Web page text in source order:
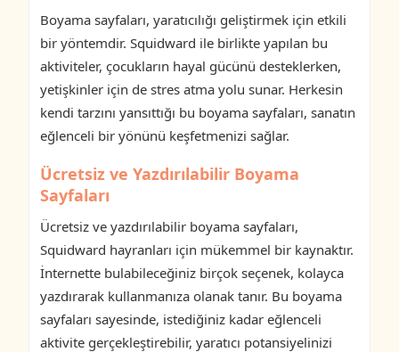
Boyama sayfaları, yaratıcılığı geliştirmek için etkili
bir yöntemdir. Squidward ile birlikte yapılan bu
aktiviteler, çocukların hayal gücünü desteklerken,
yetişkinler için de stres atma yolu sunar. Herkesin
kendi tarzını yansıttığı bu boyama sayfaları, sanatın
eğlenceli bir yönünü keşfetmenizi sağlar.
Ücretsiz ve Yazdırılabilir Boyama
Sayfaları
Ücretsiz ve yazdırılabilir boyama sayfaları,
Squidward hayranları için mükemmel bir kaynaktır.
İnternette bulabileceğiniz birçok seçenek, kolayca
yazdırarak kullanmanıza olanak tanır. Bu boyama
sayfaları sayesinde, istediğiniz kadar eğlenceli
aktivite gerçekleştirebilir, yaratıcı potansiyelinizi